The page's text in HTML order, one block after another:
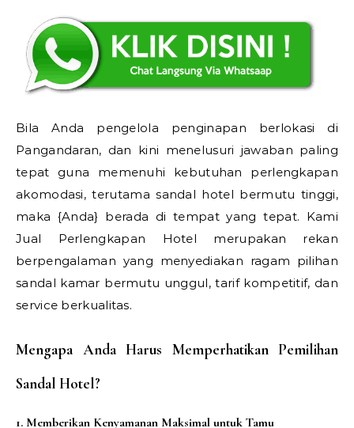
Bila Anda pengelola penginapan berlokasi di
Pangandaran, dan kini menelusuri jawaban paling
tepat guna memenuhi kebutuhan perlengkapan
akomodasi, terutama sandal hotel bermutu tinggi,
maka {Anda} berada di tempat yang tepat. Kami
Jual Perlengkapan Hotel merupakan rekan
berpengalaman yang menyediakan ragam pilihan
sandal kamar bermutu unggul, tarif kompetitif, dan
service berkualitas.
Mengapa Anda Harus Memperhatikan Pemilihan
Sandal Hotel?
1. Memberikan Kenyamanan Maksimal untuk Tamu